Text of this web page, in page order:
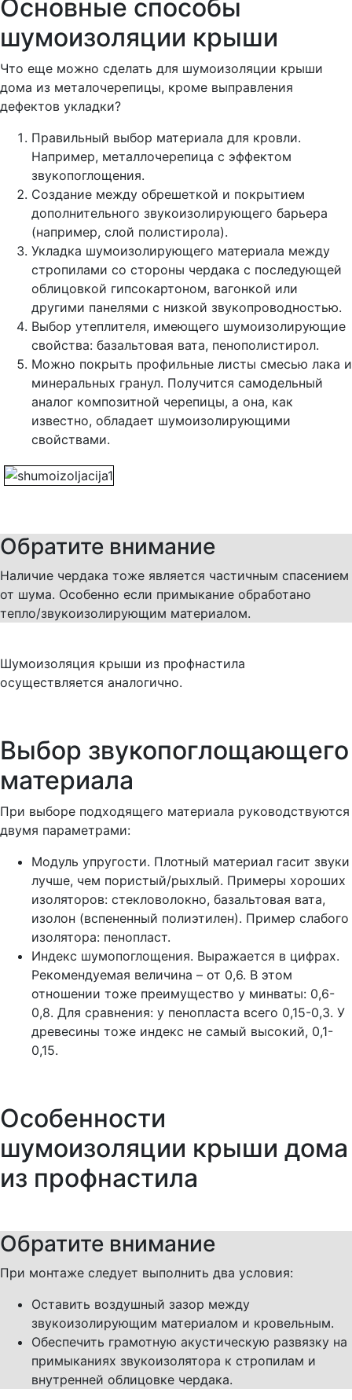
Основные способы
шумоизоляции крыши
Что еще можно сделать для шумоизоляции крыши
дома из металочерепицы, кроме выправления
дефектов укладки?
Правильный выбор материала для кровли.
Например, металлочерепица с эффектом
звукопоглощения.
Создание между обрешеткой и покрытием
дополнительного звукоизолирующего барьера
(например, слой полистирола).
Укладка шумоизолирующего материала между
стропилами со стороны чердака с последующей
облицовкой гипсокартоном, вагонкой или
другими панелями с низкой звукопроводностью.
Выбор утеплителя, имеющего шумоизолирующие
свойства: базальтовая вата, пенополистирол.
Можно покрыть профильные листы смесью лака и
минеральных гранул. Получится самодельный
аналог композитной черепицы, а она, как
известно, обладает шумоизолирующими
свойствами.
Обратите внимание
Наличие чердака тоже является частичным спасением
от шума. Особенно если примыкание обработано
тепло/звукоизолирующим материалом.
Шумоизоляция крыши из профнастила
осуществляется аналогично.
Выбор звукопоглощающего
материала
При выборе подходящего материала руководствуются
двумя параметрами:
Модуль упругости. Плотный материал гасит звуки
лучше, чем пористый/рыхлый. Примеры хороших
изоляторов: стекловолокно, базальтовая вата,
изолон (вспененный полиэтилен). Пример слабого
изолятора: пенопласт.
Индекс шумопоглощения. Выражается в цифрах.
Рекомендуемая величина – от 0,6. В этом
отношении тоже преимущество у минваты: 0,6-
0,8. Для сравнения: у пенопласта всего 0,15-0,3. У
древесины тоже индекс не самый высокий, 0,1-
0,15.
Особенности
шумоизоляции крыши дома
из профнастила
Обратите внимание
При монтаже следует выполнить два условия:
Оставить воздушный зазор между
звукоизолирующим материалом и кровельным.
Обеспечить грамотную акустическую развязку на
примыканиях звукоизолятора к стропилам и
внутренней облицовке чердака.